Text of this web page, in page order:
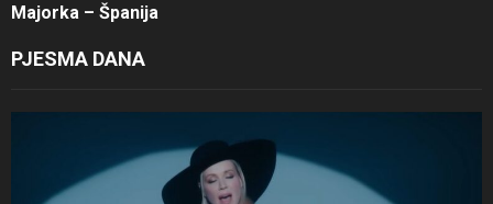
Majorka – Španija
PJESMA DANA